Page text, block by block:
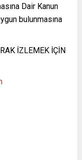
Dair Kanun
bulunmasına
İZLEMEK İÇİN